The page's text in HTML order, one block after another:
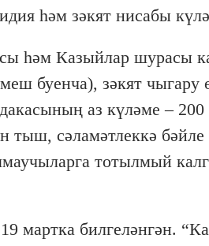
һәм зәкят нисабы
һәм Казыйлар шурасы
буенча), зәкят
аз күләме –
сәламәтлеккә
тотылмый
мартка билгеләнгән.